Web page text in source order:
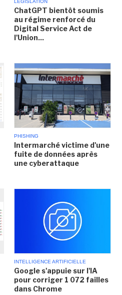
LÉGISLATION
ChatGPT bientôt soumis
au régime renforcé du
Digital Service Act de
l'Union...
PHISHING
Intermarché victime d'une
fuite de données après
une cyberattaque
INTELLIGENCE ARTIFICIELLE
Google s'appuie sur l'IA
pour corriger 1 072 failles
dans Chrome